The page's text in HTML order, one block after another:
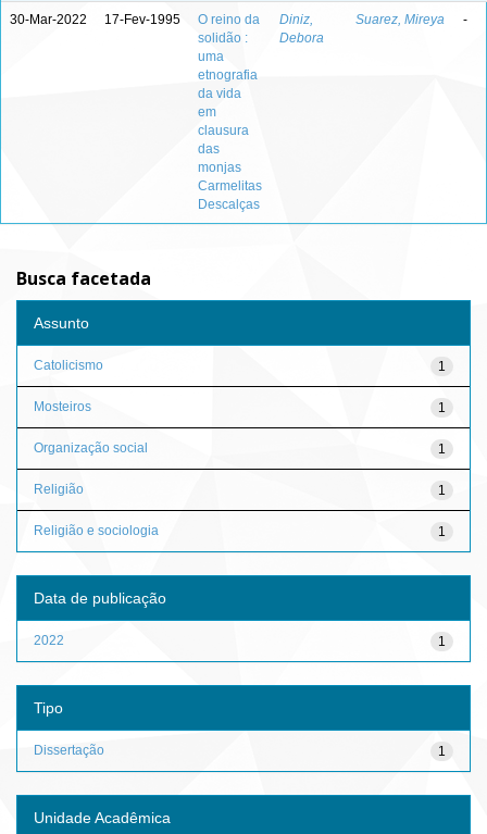
30-Mar-2022 17-Fev-1995
O reino da
solidão :
uma
etnografia
da vida
em
clausura
das
monjas
Carmelitas
Descalças
Diniz,
Debora
Suarez, Mireya -
Busca facetada
Assunto
1
Catolicismo
1
Mosteiros
1
Organização social
1
Religião
1
Religião e sociologia
Data de publicação
1
2022
Tipo
1
Dissertação
Unidade Acadêmica